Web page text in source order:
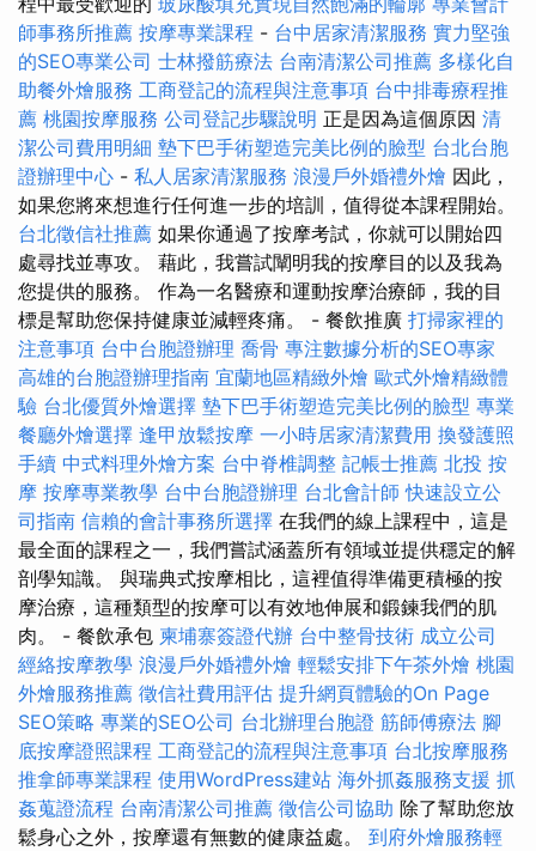
師事務所推薦 按摩專業課程 - 台中居家清潔服務 實力堅強
的SEO專業公司 士林撥筋療法 台南清潔公司推薦 多樣化自
助餐外燴服務 工商登記的流程與注意事項 台中排毒療程推
薦 桃園按摩服務 公司登記步驟說明 正是因為這個原因 清
潔公司費用明細 墊下巴手術塑造完美比例的臉型 台北台胞
證辦理中心 - 私人居家清潔服務 浪漫戶外婚禮外燴 因此，
如果您將來想進行任何進一步的培訓，值得從本課程開始。
台北徵信社推薦 如果你通過了按摩考試，你就可以開始四
處尋找並專攻。 藉此，我嘗試闡明我的按摩目的以及我為
您提供的服務。 作為一名醫療和運動按摩治療師，我的目
標是幫助您保持健康並減輕疼痛。 - 餐飲推廣 打掃家裡的
注意事項 台中台胞證辦理 喬骨 專注數據分析的SEO專家
高雄的台胞證辦理指南 宜蘭地區精緻外燴 歐式外燴精緻體
驗 台北優質外燴選擇 墊下巴手術塑造完美比例的臉型 專業
餐廳外燴選擇 逢甲放鬆按摩 一小時居家清潔費用 換發護照
手續 中式料理外燴方案 台中脊椎調整 記帳士推薦 北投 按
摩 按摩專業教學 台中台胞證辦理 台北會計師 快速設立公
司指南 信賴的會計事務所選擇 在我們的線上課程中，這是
最全面的課程之一，我們嘗試涵蓋所有領域並提供穩定的解
剖學知識。 與瑞典式按摩相比，這裡值得準備更積極的按
摩治療，這種類型的按摩可以有效地伸展和鍛鍊我們的肌
肉。 - 餐飲承包 柬埔寨簽證代辦 台中整骨技術 成立公司
經絡按摩教學 浪漫戶外婚禮外燴 輕鬆安排下午茶外燴 桃園
外燴服務推薦 徵信社費用評估 提升網頁體驗的On Page
SEO策略 專業的SEO公司 台北辦理台胞證 筋師傅療法 腳
底按摩證照課程 工商登記的流程與注意事項 台北按摩服務
推拿師專業課程 使用WordPress建站 海外抓姦服務支援 抓
姦蒐證流程 台南清潔公司推薦 徵信公司協助 除了幫助您放
鬆身心之外，按摩還有無數的健康益處。 到府外燴服務輕